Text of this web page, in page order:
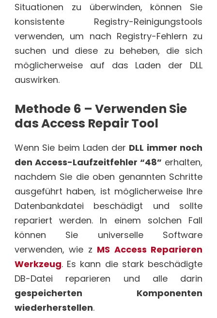
Situationen zu überwinden, können Sie
konsistente Registry-Reinigungstools
verwenden, um nach Registry-Fehlern zu
suchen und diese zu beheben, die sich
möglicherweise auf das Laden der DLL
auswirken.
Methode 6 – Verwenden Sie
das Access Repair Tool
Wenn Sie beim Laden der DLL immer noch
den Access-Laufzeitfehler “48” erhalten,
nachdem Sie die oben genannten Schritte
ausgeführt haben, ist möglicherweise Ihre
Datenbankdatei beschädigt und sollte
repariert werden. In einem solchen Fall
können Sie universelle Software
verwenden, wie z MS Access Reparieren
Werkzeug. Es kann die stark beschädigte
DB-Datei reparieren und alle darin
gespeicherten Komponenten
wiederherstellen.